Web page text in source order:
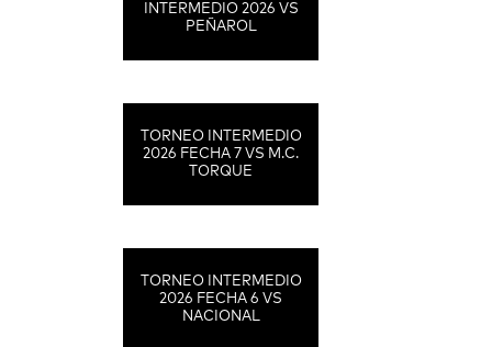
INTERMEDIO 2026 VS
PEÑAROL
TORNEO INTERMEDIO
2026 FECHA 7 VS M.C.
TORQUE
TORNEO INTERMEDIO
2026 FECHA 6 VS
NACIONAL